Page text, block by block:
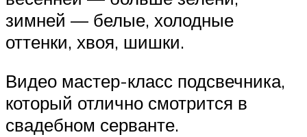
зимней — белые, холодные
оттенки, хвоя, шишки.
Видео мастер-класс подсвечника,
который отлично смотрится в
свадебном серванте.